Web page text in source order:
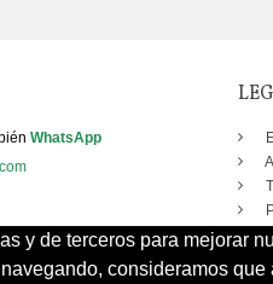
y de terceros para mejorar
consideramos
WhatsApp